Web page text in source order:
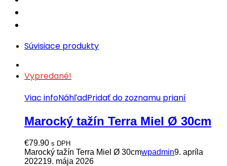
quantity
Súvisiace produkty
Vypredané!
Viac infoNáhľadPridať do zoznamu prianí
Marocký tažín Terra Miel Ø 30cm
€79.90 s DPH
Marocký tažín Terra Miel Ø 30cmwpadmin9. apríla
202219. mája 2026